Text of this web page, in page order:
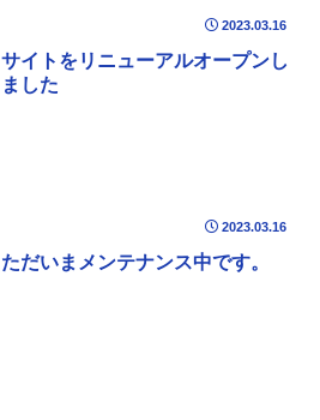
2023.03.16
サイトをリニューアルオープンし
ました
2023.03.16
ただいまメンテナンス中です。